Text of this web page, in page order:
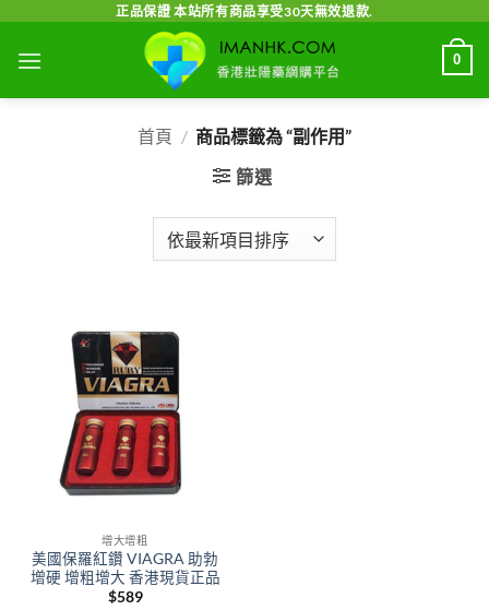
content
正品保證 本站所有商品享受30天無效退款.
0
首頁 / 商品標籤為 “副作用”
篩選
增大增粗
美國保羅紅鑽 VIAGRA 助勃
增硬 增粗增大 香港現貨正品
$589